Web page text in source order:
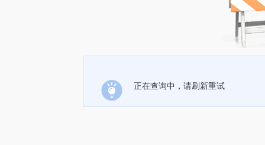
正在查询中，请刷新重试